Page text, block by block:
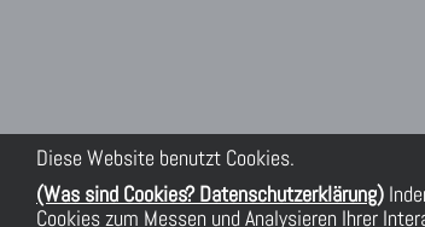
Diese Website benutzt Cookies.
(Was sind Cookies? Datenschutzerklärung)
Cookies zum Messen und Analysieren Ihrer